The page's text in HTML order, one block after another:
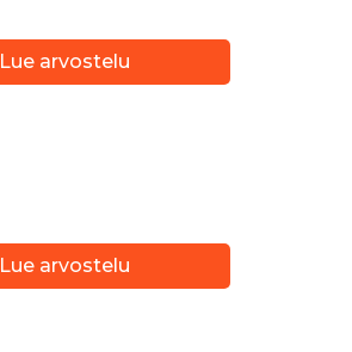
Lue arvostelu
Lue arvostelu